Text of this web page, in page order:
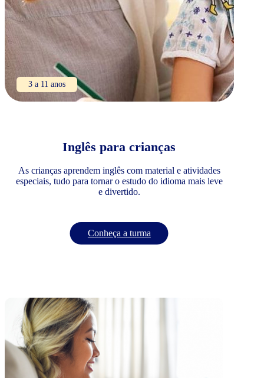
3 a 11 anos
Inglês para crianças
As crianças aprendem inglês com material e atividades
especiais, tudo para tornar o estudo do idioma mais leve
e divertido.
Conheça a turma